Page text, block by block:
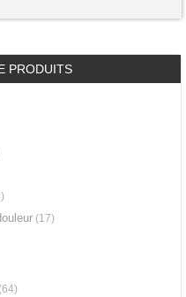
PRODUITS
(17)
(64)